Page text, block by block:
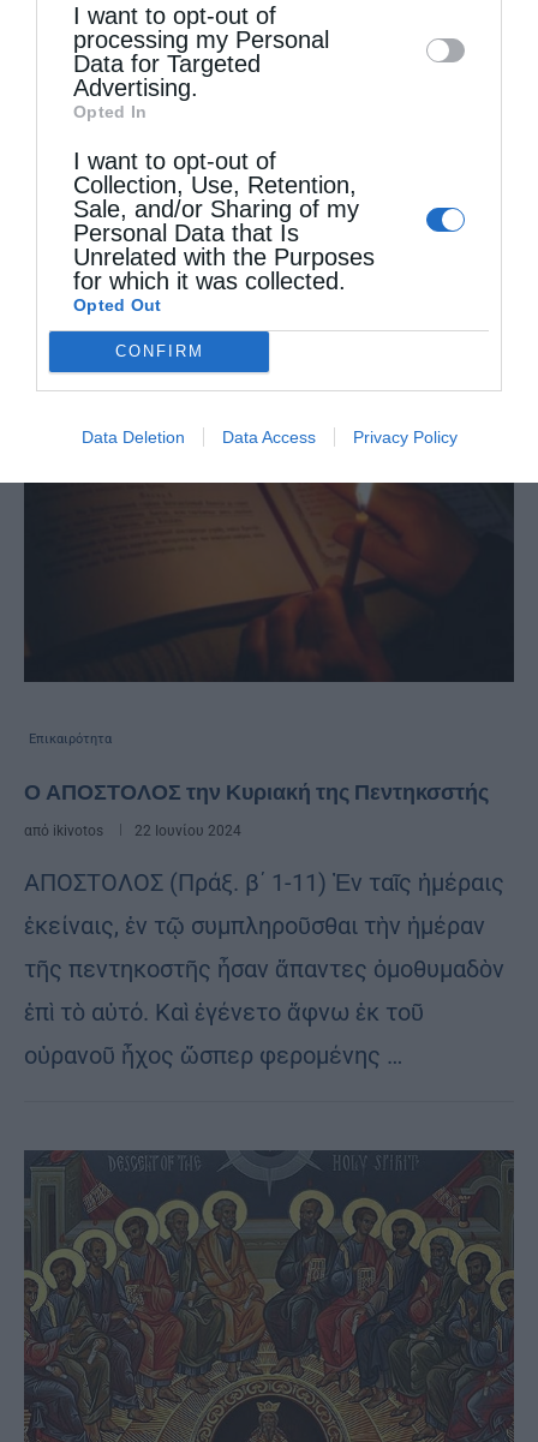
disclose it to other third parties.
I want to opt-out of
processing my Personal
Data for Targeted
Advertising.
Opted In
I want to opt-out of
Collection, Use, Retention,
Sale, and/or Sharing of my
Personal Data that Is
Unrelated with the Purposes
for which it was collected.
Opted Out
CONFIRM
Data Deletion Data Access Privacy Policy
ikivotos 3 Ιουνίου 2025
Την ημέρα της Πεντηκοστής το Άγιο Πνεύμα
κατήλθε εξ ουρανού στο Θεανθρώπινο σώμα
της Εκκλησίας και για πάντα παρέμεινε σε
Αυτό σαν Παν-Ζωοποιός ψυχή Αυτού. Αυτό
το ορατό θεανθρώπινο σώμα …
Επικαιρότητα
Ο ΑΠΟΣΤΟΛΟΣ την Κυριακή της Πεντηκσστής
από ikivotos 22 Ιουνίου 2024
ΑΠΟΣΤΟΛΟΣ (Πράξ. β΄ 1-11) Ἐν ταῖς ἡμέραις
ἐκείναις, ἐν τῷ συμπληροῦσθαι τὴν ἡμέραν
τῆς πεντηκοστῆς ἦσαν ἅπαντες ὁμοθυμαδὸν
ἐπὶ τὸ αὐτό. Καὶ ἐγένετο ἄφνω ἐκ τοῦ
οὐρανοῦ ἦχος ὥσπερ φερομένης …